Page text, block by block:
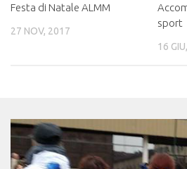
Festa di Natale ALMM
27 NOV, 2017
sport
16